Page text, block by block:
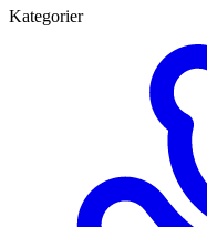
Kategorier